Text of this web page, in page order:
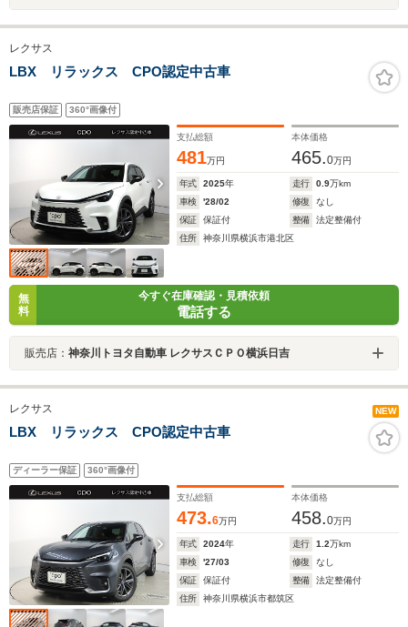
レクサス
LBX リラックス CPO認定中古車
販売店保証 360°画像付
支払総額
481万円
本体価格
465.0万円
年式 2025年 走行 0.9万km
車検
'28/02 修復
なし
保証
保証付 整備
法定整備付
住所
神奈川県横浜市港北区
無
料
今すぐ在庫確認・見積依頼
電話する
販売店： 神奈川トヨタ自動車 レクサスＣＰＯ横浜日吉
レクサス NEW
LBX リラックス CPO認定中古車
ディーラー保証 360°画像付
支払総額
473.6万円
本体価格
458.0万円
年式 2024年 走行 1.2万km
車検
'27/03 修復
なし
保証
保証付 整備
法定整備付
住所
神奈川県横浜市都筑区